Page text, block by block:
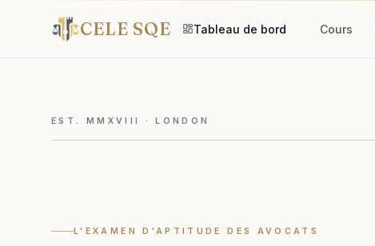
CELE SQE Tableau de bord Cours
EST. MMXVIII · LONDON
L'EXAMEN D'APTITUDE DES AVOCATS